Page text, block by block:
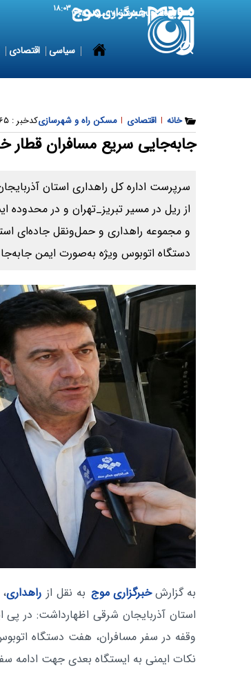
8 August 2026 شنبه ۱۷ مرداد ۱۴۰۵ ۱۸:۰۳
سیاسی اقتصادی
خانه | اقتصادی | مسکن راه و شهرسازیکدخبر :
جابه‌جایی سریع مسافران قطار
سرپرست اداره کل راهداری استان
از ریل در مسیر تبریز_تهران و در محدوده
و مجموعه راهداری و حمل‌ونقل جاده‌ای
دستگاه اتوبوس ویژه به‌صورت ایمن
به گزارشخبرگزاری موج به نقل از راهداری
استان آذربایجان شرقی اظهارداشت: در پی
وقفه در سفر مسافران، هفت دستگاه
نکات ایمنی به ایستگاه بعدی جهت ادامه